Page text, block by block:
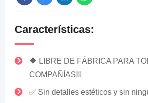
Características:
🔷 LIBRE DE FÁBRICA PARA
COMPAÑÍAS!!!
✅ Sin detalles estéticos y sin